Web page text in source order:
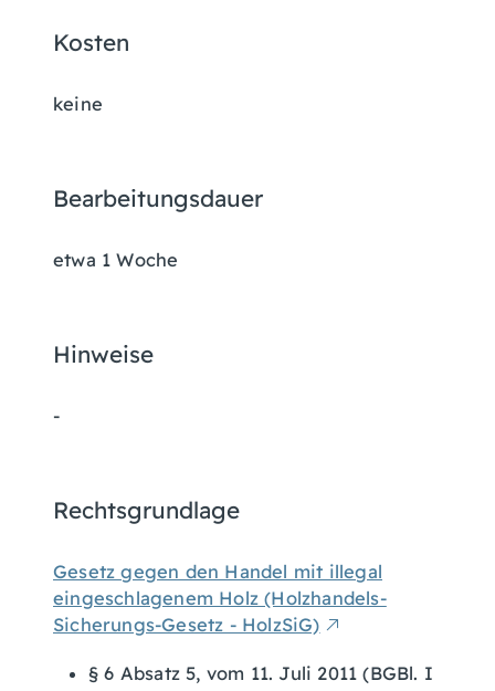
Kosten
keine
Bearbeitungsdauer
etwa 1 Woche
Hinweise
-
Rechtsgrundlage
Gesetz gegen den Handel mit illegal
eingeschlagenem Holz (Holzhandels-
Sicherungs-Gesetz - HolzSiG)
§ 6 Absatz 5, vom 11. Juli 2011 (BGBl. I